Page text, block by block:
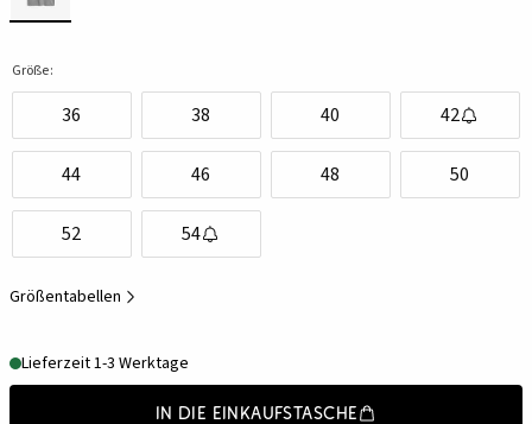
Größe:
36 38 40 42
44 46 48 50
52 54
Größentabellen
Lieferzeit 1-3 Werktage
In die Einkaufstasche